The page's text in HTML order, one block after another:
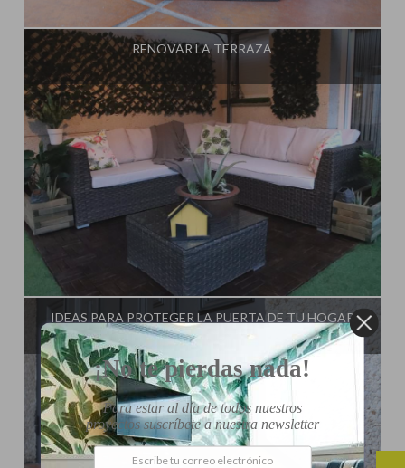
Influencer: Steffido
RENOVAR LA TERRAZA
Influencer: Steffido
IDEAS PARA PROTEGER LA PUERTA DE TU HOGAR
¡No te pierdas nada!
Para estar al día de todos nuestros
proyectos suscríbete a nuestra newsletter